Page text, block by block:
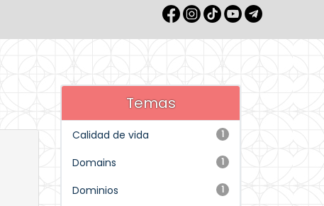
Temas
1
Calidad de vida
1
Domains
1
Dominios